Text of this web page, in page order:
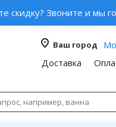
скидку? Звоните и мы
Ваш город
Доставка